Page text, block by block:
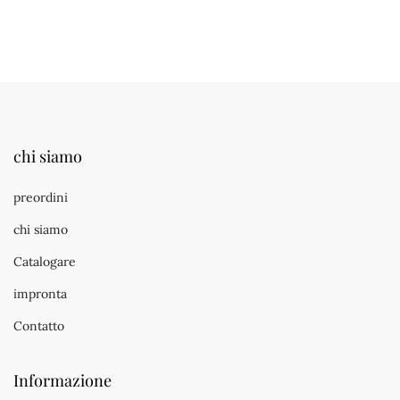
chi siamo
preordini
chi siamo
Catalogare
impronta
Contatto
Informazione